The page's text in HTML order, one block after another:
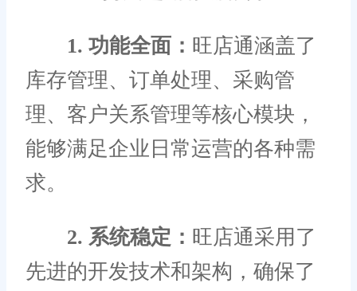
1. 功能全面： 旺店通涵盖了
库存管理、订单处理、采购管
理、客户关系管理等核心模块，
能够满足企业日常运营的各种需
求。
2. 系统稳定： 旺店通采用了
先进的开发技术和架构，确保了